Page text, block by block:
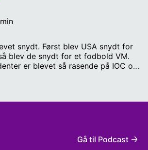
snydt. Først blev USA snydt for
blev de snydt for et fodbold VM.
er blevet så rasende på IOC og
Baur Au Lac i Zürich i Schweiz og
befandt sig lige i nærheden af
2015 og fortæller om, hvordan det
Gå til Podcast